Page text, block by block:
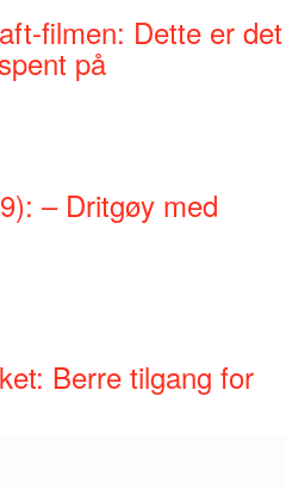
filmen: Dette er det
på
– Dritgøy med
Berre tilgang for